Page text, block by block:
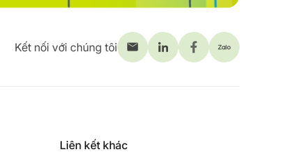
Kết nối với chúng tôi
Liên kết khác